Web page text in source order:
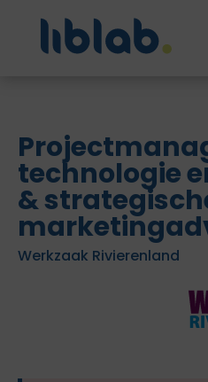
technologie
&
Werkzaak Rivierenland